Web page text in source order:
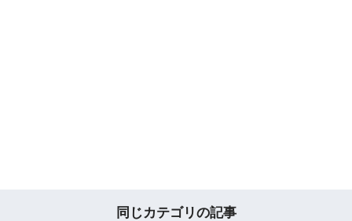
同じカテゴリの記事